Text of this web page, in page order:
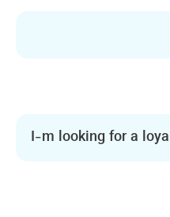
I-m looking for a